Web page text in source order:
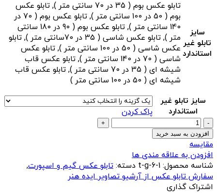
سایز
تابلو غیر
استاندارد
تابلو عکس بوم ( 35 در 70 سانتی متر ), تابلو عکس
بوم ( 50 در 100 سانتی متر ), تابلو عکس بوم ( 70 در
140 سانتی متر ), تابلو عکس بوم ( 90 در 180 سانتی
متر ), تابلو عکس شاسی ( 35 در 70سانتی متر ), تابلو
عکس شاسی ( 50 در 100 سانتی متر ), تابلو عکس
شاسی ( 70 در 140 سانتی متر ), تابلو عکس قاب
شیشه ای ( 35 در 70 سانتی متر ), تابلو عکس قاب
شیشه ای ( 50 در 100 سانتی متر )
سایز تابلو غیر
استاندارد
پاک کردن
تابلو
عکس
کریستیانو
رونالدو
عدد
افزودن به سبد خرید
مقایسه
افزودن به علاقه مندی ها
شناسه محصول: t-g-6-1 دسته: تابلو عکس گیم و اسپورت,
سفارش تابلو عکس از آرشیو تصاویر ایده هنر
اشتراک گذاری